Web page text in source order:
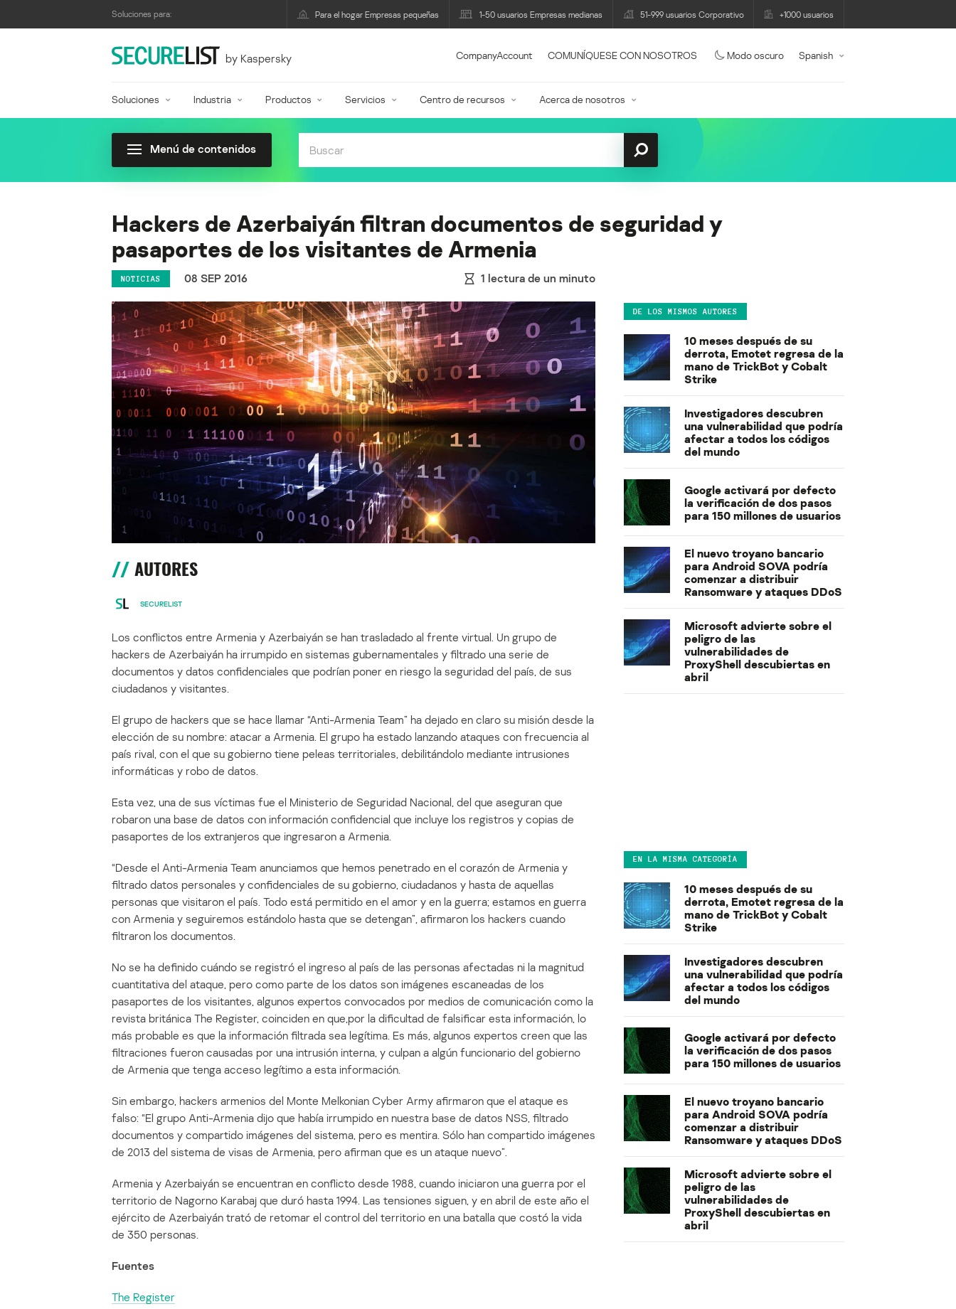
Soluciones para: Para el hogar Empresas pequeñas 1-50 usuarios Empresas medianas 51-999 usuarios Corporativo +1000 usuarios
by Kaspersky CompanyAccount COMUNÍQUESE CON NOSOTROS Modo oscuro Spanish
Soluciones Industria Productos Servicios Centro de recursos Acerca de nosotros
Menú de contenidos
Hackers de Azerbaiyán filtran documentos de seguridad y
pasaportes de los visitantes de Armenia
NOTICIAS 08 SEP 2016 1 lectura de un minuto
AUTORES
SECURELIST
Los conflictos entre Armenia y Azerbaiyán se han trasladado al frente virtual. Un grupo de
hackers de Azerbaiyán ha irrumpido en sistemas gubernamentales y filtrado una serie de
documentos y datos confidenciales que podrían poner en riesgo la seguridad del país, de sus
ciudadanos y visitantes.
El grupo de hackers que se hace llamar “Anti-Armenia Team” ha dejado en claro su misión desde la
elección de su nombre: atacar a Armenia. El grupo ha estado lanzando ataques con frecuencia al
país rival, con el que su gobierno tiene peleas territoriales, debilitándolo mediante intrusiones
informáticas y robo de datos.
Esta vez, una de sus víctimas fue el Ministerio de Seguridad Nacional, del que aseguran que
robaron una base de datos con información confidencial que incluye los registros y copias de
pasaportes de los extranjeros que ingresaron a Armenia.
“Desde el Anti-Armenia Team anunciamos que hemos penetrado en el corazón de Armenia y
filtrado datos personales y confidenciales de su gobierno, ciudadanos y hasta de aquellas
personas que visitaron el país. Todo está permitido en el amor y en la guerra; estamos en guerra
con Armenia y seguiremos estándolo hasta que se detengan”, afirmaron los hackers cuando
filtraron los documentos.
No se ha definido cuándo se registró el ingreso al país de las personas afectadas ni la magnitud
cuantitativa del ataque, pero como parte de los datos son imágenes escaneadas de los
pasaportes de los visitantes, algunos expertos convocados por medios de comunicación como la
revista británica The Register, coinciden en que,por la dificultad de falsificar esta información, lo
más probable es que la información filtrada sea legítima. Es más, algunos expertos creen que las
filtraciones fueron causadas por una intrusión interna, y culpan a algún funcionario del gobierno
de Armenia que tenga acceso legítimo a esta información.
Sin embargo, hackers armenios del Monte Melkonian Cyber Army afirmaron que el ataque es
falso: “El grupo Anti-Armenia dijo que había irrumpido en nuestra base de datos NSS, filtrado
documentos y compartido imágenes del sistema, pero es mentira. Sólo han compartido imágenes
de 2013 del sistema de visas de Armenia, pero afirman que es un ataque nuevo”.
Armenia y Azerbaiyán se encuentran en conflicto desde 1988, cuando iniciaron una guerra por el
territorio de Nagorno Karabaj que duró hasta 1994. Las tensiones siguen, y en abril de este año el
ejército de Azerbaiyán trató de retomar el control del territorio en una batalla que costó la vida
de 350 personas.
Fuentes
The Register
DE LOS MISMOS AUTORES
10 meses después de su
derrota, Emotet regresa de la
mano de TrickBot y Cobalt
Strike
Investigadores descubren
una vulnerabilidad que podría
afectar a todos los códigos
del mundo
Google activará por defecto
la verificación de dos pasos
para 150 millones de usuarios
El nuevo troyano bancario
para Android SOVA podría
comenzar a distribuir
Ransomware y ataques DDoS
Microsoft advierte sobre el
peligro de las
vulnerabilidades de
ProxyShell descubiertas en
abril
EN LA MISMA CATEGORÍA
10 meses después de su
derrota, Emotet regresa de la
mano de TrickBot y Cobalt
Strike
Investigadores descubren
una vulnerabilidad que podría
afectar a todos los códigos
del mundo
Google activará por defecto
la verificación de dos pasos
para 150 millones de usuarios
El nuevo troyano bancario
para Android SOVA podría
comenzar a distribuir
Ransomware y ataques DDoS
Microsoft advierte sobre el
peligro de las
vulnerabilidades de
ProxyShell descubiertas en
abril